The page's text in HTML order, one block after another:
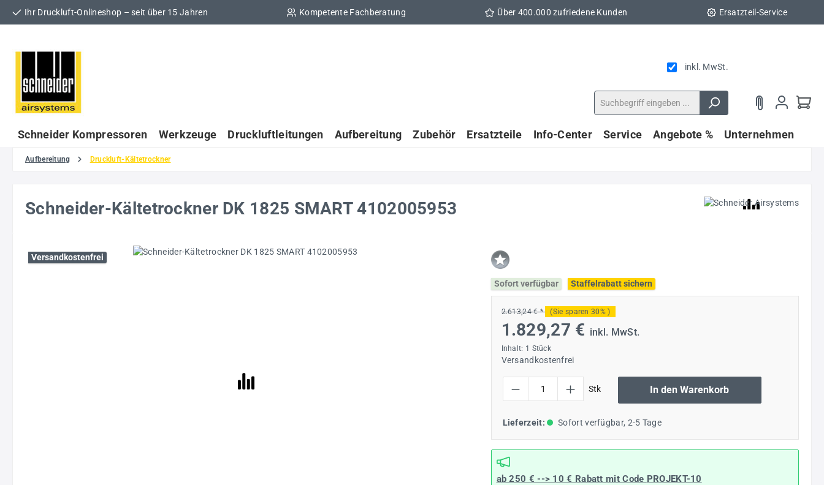
Hauptinhalt springen
Zur Suche springen
Zur Hauptnavigation springen
Ihr Druckluft-Onlineshop – seit über 15 Jahren Kompetente Fachberatung Über 400.000 zufriedene Kunden Ersatzteil-Service
inkl. MwSt.
Schneider Kompressoren Werkzeuge Druckluftleitungen Aufbereitung Zubehör Ersatzteile Info-Center Service Angebote % Unternehmen
Aufbereitung Druckluft-Kältetrockner
Schneider-Kältetrockner DK 1825 SMART 4102005953
Bildergalerie überspringen
Versandkostenfrei
Sofort verfügbar Staffelrabatt sichern
2.613,24 € * (Sie sparen 30% )
1.829,27 € inkl. MwSt.
Inhalt: 1 Stück
Versandkostenfrei
Stk In den Warenkorb
Lieferzeit: Sofort verfügbar, 2-5 Tage
ab 250 € --> 10 € Rabatt mit Code PROJEKT-10